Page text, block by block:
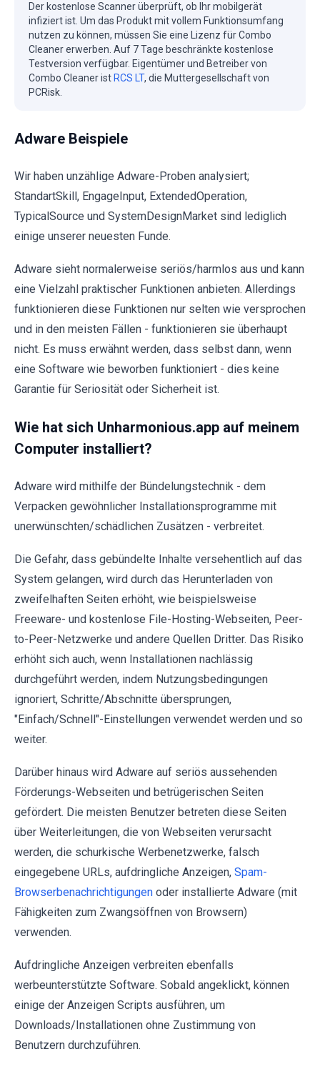
Der kostenlose Scanner überprüft, ob Ihr mobilgerät
infiziert ist. Um das Produkt mit vollem Funktionsumfang
nutzen zu können, müssen Sie eine Lizenz für Combo
Cleaner erwerben. Auf 7 Tage beschränkte kostenlose
Testversion verfügbar. Eigentümer und Betreiber von
Combo Cleaner ist RCS LT, die Muttergesellschaft von
PCRisk.
Adware Beispiele
Wir haben unzählige Adware-Proben analysiert;
StandartSkill, EngageInput, ExtendedOperation,
TypicalSource und SystemDesignMarket sind lediglich
einige unserer neuesten Funde.
Adware sieht normalerweise seriös/harmlos aus und kann
eine Vielzahl praktischer Funktionen anbieten. Allerdings
funktionieren diese Funktionen nur selten wie versprochen
und in den meisten Fällen - funktionieren sie überhaupt
nicht. Es muss erwähnt werden, dass selbst dann, wenn
eine Software wie beworben funktioniert - dies keine
Garantie für Seriosität oder Sicherheit ist.
Wie hat sich Unharmonious.app auf meinem
Computer installiert?
Adware wird mithilfe der Bündelungstechnik - dem
Verpacken gewöhnlicher Installationsprogramme mit
unerwünschten/schädlichen Zusätzen - verbreitet.
Die Gefahr, dass gebündelte Inhalte versehentlich auf das
System gelangen, wird durch das Herunterladen von
zweifelhaften Seiten erhöht, wie beispielsweise
Freeware- und kostenlose File-Hosting-Webseiten, Peer-
to-Peer-Netzwerke und andere Quellen Dritter. Das Risiko
erhöht sich auch, wenn Installationen nachlässig
durchgeführt werden, indem Nutzungsbedingungen
ignoriert, Schritte/Abschnitte übersprungen,
"Einfach/Schnell"-Einstellungen verwendet werden und so
weiter.
Darüber hinaus wird Adware auf seriös aussehenden
Förderungs-Webseiten und betrügerischen Seiten
gefördert. Die meisten Benutzer betreten diese Seiten
über Weiterleitungen, die von Webseiten verursacht
werden, die schurkische Werbenetzwerke, falsch
eingegebene URLs, aufdringliche Anzeigen, Spam-
Browserbenachrichtigungen oder installierte Adware (mit
Fähigkeiten zum Zwangsöffnen von Browsern)
verwenden.
Aufdringliche Anzeigen verbreiten ebenfalls
werbeunterstützte Software. Sobald angeklickt, können
einige der Anzeigen Scripts ausführen, um
Downloads/Installationen ohne Zustimmung von
Benutzern durchzuführen.